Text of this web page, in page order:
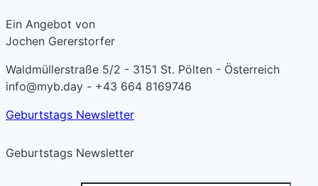
Ein Angebot von
Jochen Gererstorfer
Waldmüllerstraße 5/2 - 3151 St. Pölten - Österreich
info@myb.day - +43 664 8169746
Geburtstags Newsletter
Geburtstags Newsletter